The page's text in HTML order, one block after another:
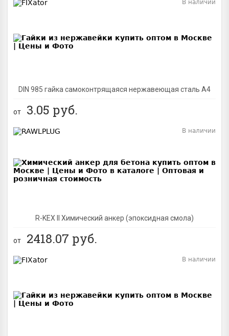
DIN 985 гайка самоконтрящаяся нержавеющая сталь A4
В наличии
от 3.05 руб.
R-KEX II Химический анкер (эпоксидная смола)
В наличии
от 2418.07 руб.
В наличии